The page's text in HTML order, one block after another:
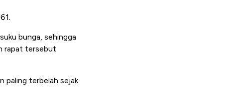
bunga, sehingga
rapat tersebut
paling terbelah sejak